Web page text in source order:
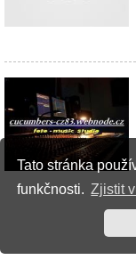
Tato stránka
funkčnosti. Zjistit